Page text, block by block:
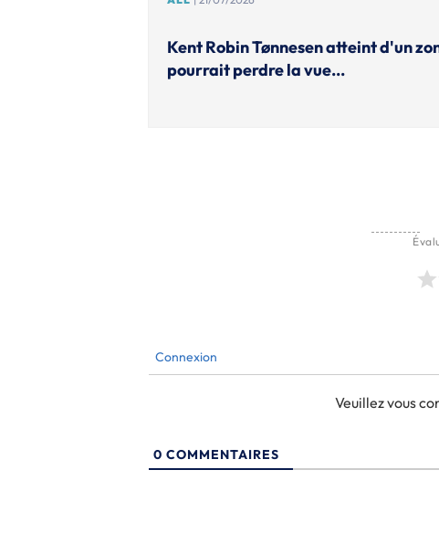
Kent Robin Tønnesen atteint d'un
pourrait perdre la vue...
Connexion
Veuillez vous
0 COMMENTAIRES